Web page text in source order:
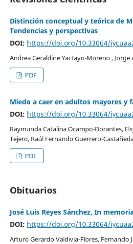
Distinción conceptual y teórica de
Tendencias y perspectivas
DOI: https://doi.org/10.33064/
Andrea Geraldine Yactayo-Moreno ,
PDF
Miedo a caer en adultos mayores y
DOI: https://doi.org/10.33064/
Raymunda Catalina Ocampo-Dorantes,
Tejero, Raúl Fernando Guerrero-
PDF
Obituarios
José Luis Reyes Sánchez, In
DOI: https://doi.org/10.33064/
Arturo Gerardo Valdivia-Flores, Fernando